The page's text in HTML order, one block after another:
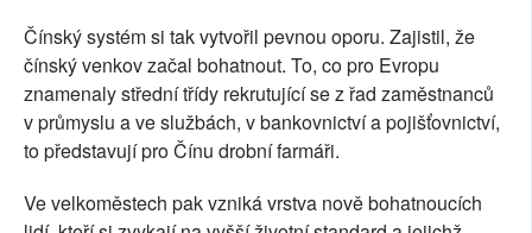
Čínský systém si tak vytvořil pevnou oporu. Zajistil, že
čínský venkov začal bohatnout. To, co pro Evropu
znamenaly střední třídy rekrutující se z řad zaměstnanců
v průmyslu a ve službách, v bankovnictví a pojišťovnictví,
to představují pro Čínu drobní farmáři.
Ve velkoměstech pak vzniká vrstva nově bohatnoucích